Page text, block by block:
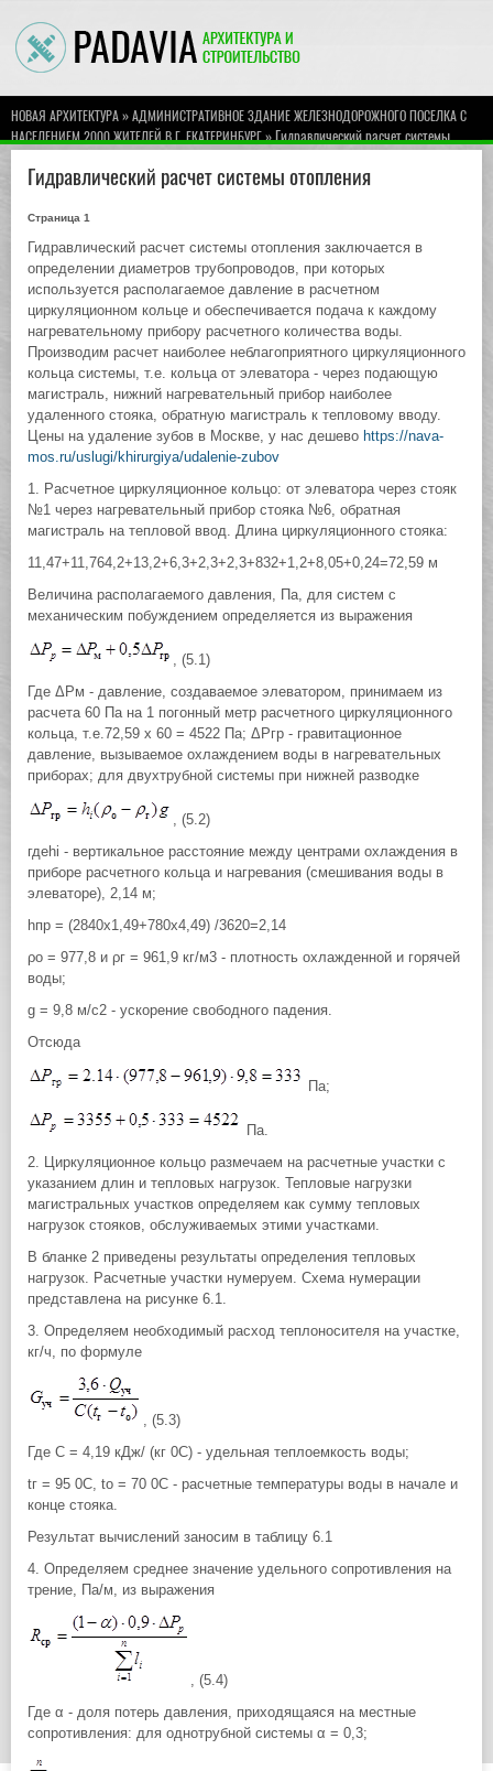
НОВАЯ АРХИТЕКТУРА»АДМИНИСТРАТИВНОЕ ЗДАНИЕ ЖЕЛЕЗНОДОРОЖНОГО ПОСЕЛКА С
НАСЕЛЕНИЕМ 2000 ЖИТЕЛЕЙ В Г. ЕКАТЕРИНБУРГ» Гидравлический расчет системы
Гидравлический расчет системы отопления
Страница 1
Гидравлический расчет системы отопления заключается в
определении диаметров трубопроводов, при которых
используется располагаемое давление в расчетном
циркуляционном кольце и обеспечивается подача к каждому
нагревательному прибору расчетного количества воды.
Производим расчет наиболее неблагоприятного циркуляционного
кольца системы, т.е. кольца от элеватора - через подающую
магистраль, нижний нагревательный прибор наиболее
удаленного стояка, обратную магистраль к тепловому вводу.
Цены на удаление зубов в Москве, у нас дешево https://nava-
mos.ru/uslugi/khirurgiya/udalenie-zubov
1. Расчетное циркуляционное кольцо: от элеватора через стояк
№1 через нагревательный прибор стояка №6, обратная
магистраль на тепловой ввод. Длина циркуляционного стояка:
11,47+11,764,2+13,2+6,3+2,3+2,3+832+1,2+8,05+0,24=72,59 м
Величина располагаемого давления, Па, для систем с
механическим побуждением определяется из выражения
, (5.1)
Где ΔРм - давление, создаваемое элеватором, принимаем из
расчета 60 Па на 1 погонный метр расчетного циркуляционного
кольца, т.е.72,59 х 60 = 4522 Па; ΔРгр - гравитационное
давление, вызываемое охлаждением воды в нагревательных
приборах; для двухтрубной системы при нижней разводке
, (5.2)
гдеhi - вертикальное расстояние между центрами охлаждения в
приборе расчетного кольца и нагревания (смешивания воды в
элеваторе), 2,14 м;
hпр = (2840х1,49+780х4,49) /3620=2,14
ρо = 977,8 и ρг = 961,9 кг/м3 - плотность охлажденной и горячей
воды;
g = 9,8 м/с2 - ускорение свободного падения.
Отсюда
Па;
Па.
2. Циркуляционное кольцо размечаем на расчетные участки с
указанием длин и тепловых нагрузок. Тепловые нагрузки
магистральных участков определяем как сумму тепловых
нагрузок стояков, обслуживаемых этими участками.
В бланке 2 приведены результаты определения тепловых
нагрузок. Расчетные участки нумеруем. Схема нумерации
представлена на рисунке 6.1.
3. Определяем необходимый расход теплоносителя на участке,
кг/ч, по формуле
, (5.3)
Где С = 4,19 кДж/ (кг 0С) - удельная теплоемкость воды;
tг = 95 0С, tо = 70 0С - расчетные температуры воды в начале и
конце стояка.
Результат вычислений заносим в таблицу 6.1
4. Определяем среднее значение удельного сопротивления на
трение, Па/м, из выражения
, (5.4)
Где α - доля потерь давления, приходящаяся на местные
сопротивления: для однотрубной системы α = 0,3;